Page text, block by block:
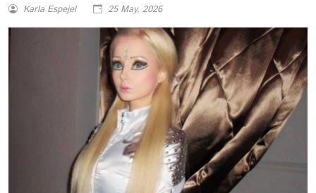
Karla Espejel 25 May, 2026